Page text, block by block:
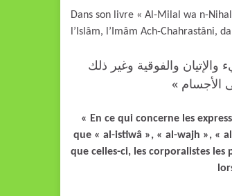
Dans son livre « Al-Milal wa n-
l’Islâm, l’Imâm Ach-Chahrastâni,
والفوقية وغير ذلك
الأجسام »
« En ce qui concerne les
que « al-istiwâ », « al-wajh », «
que celles-ci, les corporalistes les